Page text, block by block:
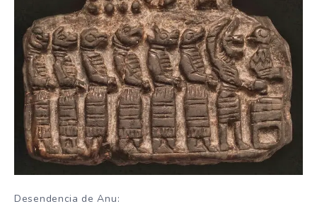
Desendencia de Anu: